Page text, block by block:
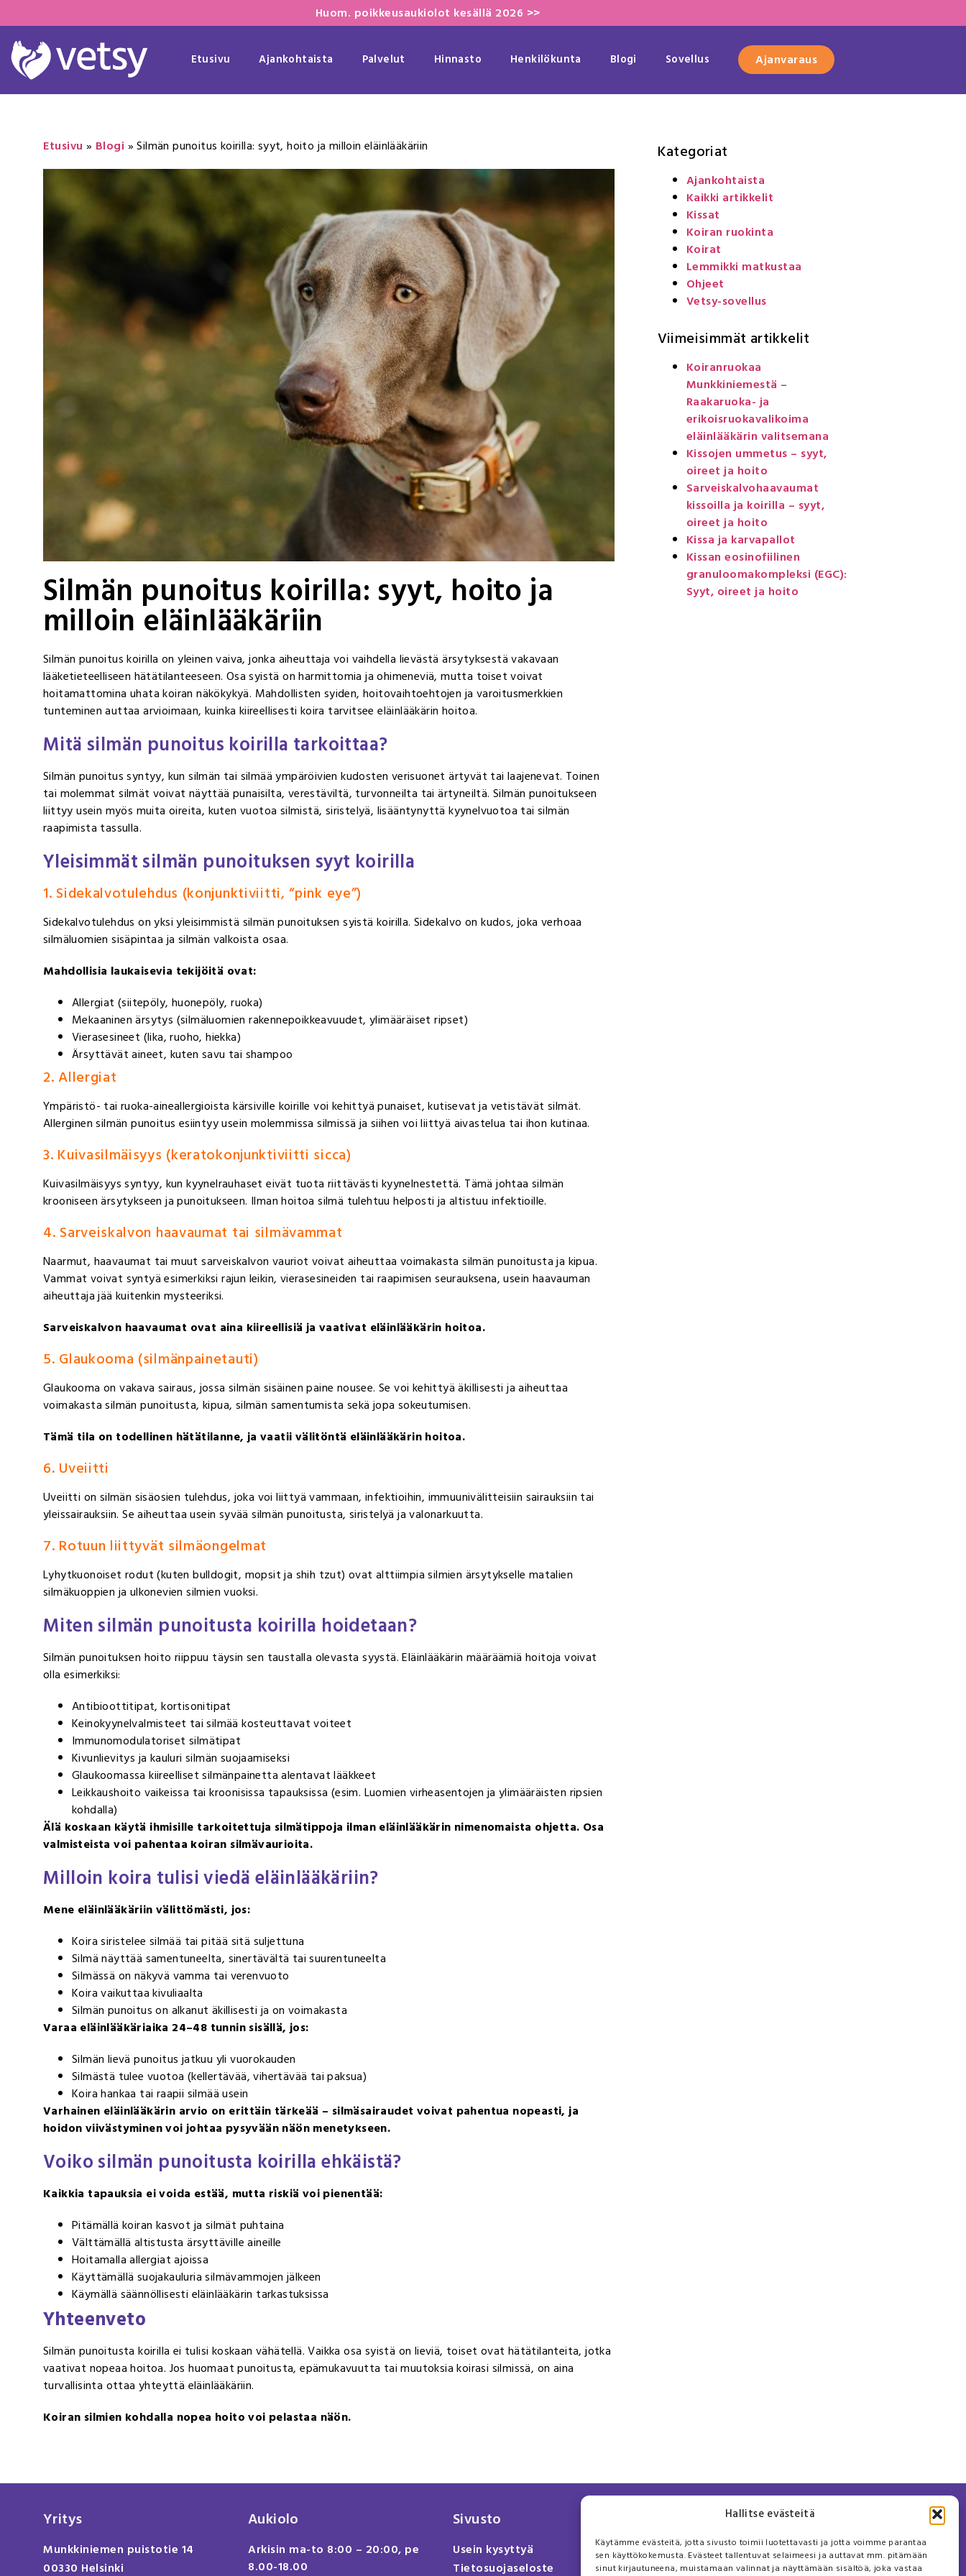
Hallitse evästeitä
Käytämme evästeitä, jotta sivusto toimii luotettavasti ja jotta voimme parantaa
sen käyttökokemusta. Evästeet tallentuvat selaimeesi ja auttavat mm. pitämään
sinut kirjautuneena, muistamaan valinnat ja näyttämään sisältöä, joka vastaa
Huom. poikkeusaukiolot kesällä 2026 >>
Etusivu Ajankohtaista Palvelut Hinnasto Henkilökunta Blogi Sovellus Ajanvaraus
Etusivu » Blogi »Silmän punoitus koirilla: syyt, hoito ja milloin eläinlääkäriin
Silmän punoitus koirilla: syyt, hoito ja
milloin eläinlääkäriin
Silmän punoitus koirilla on yleinen vaiva, jonka aiheuttaja voi vaihdella lievästä ärsytyksestä vakavaan
lääketieteelliseen hätätilanteeseen. Osa syistä on harmittomia ja ohimeneviä, mutta toiset voivat
hoitamattomina uhata koiran näkökykyä. Mahdollisten syiden, hoitovaihtoehtojen ja varoitusmerkkien
tunteminen auttaa arvioimaan, kuinka kiireellisesti koira tarvitsee eläinlääkärin hoitoa.
Mitä silmän punoitus koirilla tarkoittaa?
Silmän punoitus syntyy, kun silmän tai silmää ympäröivien kudosten verisuonet ärtyvät tai laajenevat. Toinen
tai molemmat silmät voivat näyttää punaisilta, verestäviltä, turvonneilta tai ärtyneiltä. Silmän punoitukseen
liittyy usein myös muita oireita, kuten vuotoa silmistä, siristelyä, lisääntynyttä kyynelvuotoa tai silmän
raapimista tassulla.
Yleisimmät silmän punoituksen syyt koirilla
1. Sidekalvotulehdus (konjunktiviitti, “pink eye”)
Sidekalvotulehdus on yksi yleisimmistä silmän punoituksen syistä koirilla. Sidekalvo on kudos, joka verhoaa
silmäluomien sisäpintaa ja silmän valkoista osaa.
Mahdollisia laukaisevia tekijöitä ovat:
Allergiat (siitepöly, huonepöly, ruoka)
Mekaaninen ärsytys (silmäluomien rakennepoikkeavuudet, ylimääräiset ripset)
Vierasesineet (lika, ruoho, hiekka)
Ärsyttävät aineet, kuten savu tai shampoo
2. Allergiat
Ympäristö- tai ruoka-aineallergioista kärsiville koirille voi kehittyä punaiset, kutisevat ja vetistävät silmät.
Allerginen silmän punoitus esiintyy usein molemmissa silmissä ja siihen voi liittyä aivastelua tai ihon kutinaa.
3. Kuivasilmäisyys (keratokonjunktiviitti sicca)
Kuivasilmäisyys syntyy, kun kyynelrauhaset eivät tuota riittävästi kyynelnestettä. Tämä johtaa silmän
krooniseen ärsytykseen ja punoitukseen. Ilman hoitoa silmä tulehtuu helposti ja altistuu infektioille.
4. Sarveiskalvon haavaumat tai silmävammat
Naarmut, haavaumat tai muut sarveiskalvon vauriot voivat aiheuttaa voimakasta silmän punoitusta ja kipua.
Vammat voivat syntyä esimerkiksi rajun leikin, vierasesineiden tai raapimisen seurauksena, usein haavauman
aiheuttaja jää kuitenkin mysteeriksi.
Sarveiskalvon haavaumat ovat aina kiireellisiä ja vaativat eläinlääkärin hoitoa.
5. Glaukooma (silmänpainetauti)
Glaukooma on vakava sairaus, jossa silmän sisäinen paine nousee. Se voi kehittyä äkillisesti ja aiheuttaa
voimakasta silmän punoitusta, kipua, silmän samentumista sekä jopa sokeutumisen.
Tämä tila on todellinen hätätilanne, ja vaatii välitöntä eläinlääkärin hoitoa.
6. Uveiitti
Uveiitti on silmän sisäosien tulehdus, joka voi liittyä vammaan, infektioihin, immuunivälitteisiin sairauksiin tai
yleissairauksiin. Se aiheuttaa usein syvää silmän punoitusta, siristelyä ja valonarkuutta.
7. Rotuun liittyvät silmäongelmat
Lyhytkuonoiset rodut (kuten bulldogit, mopsit ja shih tzut) ovat alttiimpia silmien ärsytykselle matalien
silmäkuoppien ja ulkonevien silmien vuoksi.
Miten silmän punoitusta koirilla hoidetaan?
Silmän punoituksen hoito riippuu täysin sen taustalla olevasta syystä. Eläinlääkärin määräämiä hoitoja voivat
olla esimerkiksi:
Antibioottitipat, kortisonitipat
Keinokyynelvalmisteet tai silmää kosteuttavat voiteet
Immunomodulatoriset silmätipat
Kivunlievitys ja kauluri silmän suojaamiseksi
Glaukoomassa kiireelliset silmänpainetta alentavat lääkkeet
Leikkaushoito vaikeissa tai kroonisissa tapauksissa (esim. Luomien virheasentojen ja ylimääräisten ripsien
kohdalla)
Älä koskaan käytä ihmisille tarkoitettuja silmätippoja ilman eläinlääkärin nimenomaista ohjetta. Osa
valmisteista voi pahentaa koiran silmävaurioita.
Milloin koira tulisi viedä eläinlääkäriin?
Mene eläinlääkäriin välittömästi, jos:
Koira siristelee silmää tai pitää sitä suljettuna
Silmä näyttää samentuneelta, sinertävältä tai suurentuneelta
Silmässä on näkyvä vamma tai verenvuoto
Koira vaikuttaa kivuliaalta
Silmän punoitus on alkanut äkillisesti ja on voimakasta
Varaa eläinlääkäriaika 24–48 tunnin sisällä, jos:
Silmän lievä punoitus jatkuu yli vuorokauden
Silmästä tulee vuotoa (kellertävää, vihertävää tai paksua)
Koira hankaa tai raapii silmää usein
Varhainen eläinlääkärin arvio on erittäin tärkeää – silmäsairaudet voivat pahentua nopeasti, ja
hoidon viivästyminen voi johtaa pysyvään näön menetykseen.
Voiko silmän punoitusta koirilla ehkäistä?
Kaikkia tapauksia ei voida estää, mutta riskiä voi pienentää:
Pitämällä koiran kasvot ja silmät puhtaina
Välttämällä altistusta ärsyttäville aineille
Hoitamalla allergiat ajoissa
Käyttämällä suojakauluria silmävammojen jälkeen
Käymällä säännöllisesti eläinlääkärin tarkastuksissa
Yhteenveto
Silmän punoitusta koirilla ei tulisi koskaan vähätellä. Vaikka osa syistä on lieviä, toiset ovat hätätilanteita, jotka
vaativat nopeaa hoitoa. Jos huomaat punoitusta, epämukavuutta tai muutoksia koirasi silmissä, on aina
turvallisinta ottaa yhteyttä eläinlääkäriin.
Koiran silmien kohdalla nopea hoito voi pelastaa näön.
Kategoriat
Ajankohtaista
Kaikki artikkelit
Kissat
Koiran ruokinta
Koirat
Lemmikki matkustaa
Ohjeet
Vetsy-sovellus
Viimeisimmät artikkelit
Koiranruokaa
Munkkiniemestä –
Raakaruoka- ja
erikoisruokavalikoima
eläinlääkärin valitsemana
Kissojen ummetus – syyt,
oireet ja hoito
Sarveiskalvohaavaumat
kissoilla ja koirilla – syyt,
oireet ja hoito
Kissa ja karvapallot
Kissan eosinofiilinen
granuloomakompleksi (EGC):
Syyt, oireet ja hoito
Yritys
Munkkiniemen puistotie 14
00330 Helsinki
Aukiolo
Arkisin ma-to 8:00 – 20:00, pe
8.00-18.00
Sivusto
Usein kysyttyä
Tietosuojaseloste